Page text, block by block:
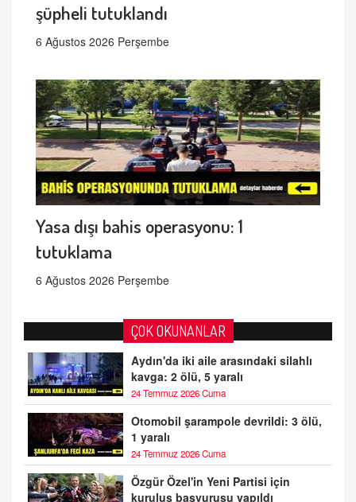
şüpheli tutuklandı
6 Ağustos 2026 Perşembe
Yasa dışı bahis operasyonu: 1
tutuklama
6 Ağustos 2026 Perşembe
ÇOK OKUNANLAR
Aydın'da iki aile arasındaki silahlı
kavga: 2 ölü, 5 yaralı
24 Temmuz 2026 Cuma
Otomobil şarampole devrildi: 3 ölü,
1 yaralı
24 Temmuz 2026 Cuma
Özgür Özel'in Yeni Partisi için
kuruluş başvurusu yapıldı